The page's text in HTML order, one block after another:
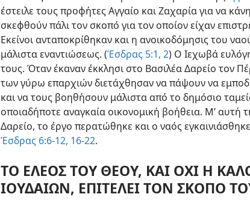
έστειλε τους προφήτες Αγγαίο και Ζαχαρία για να
σκεφθούν πάλι τον σκοπό για τον οποίον είχαν
Εκείνοι ανταποκρίθηκαν και η ανοικοδόμησις του
μάλιστα εναντιώσεως. (Έσδρας 5:1, 2) Ο Ιεχωβά
τους. Όταν έκαναν έκκλησι στο Βασιλέα Δαρείο τον
των γύρω επαρχιών διετάχθησαν να πάψουν να
και να τους βοηθήσουν μάλιστα από το δημόσιο
οποιαδήποτε αναγκαία οικονομική βοήθεια. Μ’ αυτή
Δαρείο, το έργο περατώθηκε και ο ναός
Έσδρας 6:6-12, 16-22.
ΤΟ ΕΛΕΟΣ ΤΟΥ ΘΕΟΥ, ΚΑΙ ΟΧΙ Η
ΙΟΥΔΑΙΩΝ, ΕΠΙΤΕΛΕΙ ΤΟΝ ΣΚΟΠΟ